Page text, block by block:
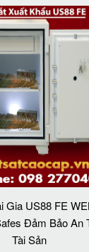
Gia US88 FE
Đảm Bảo An
Tài Sản